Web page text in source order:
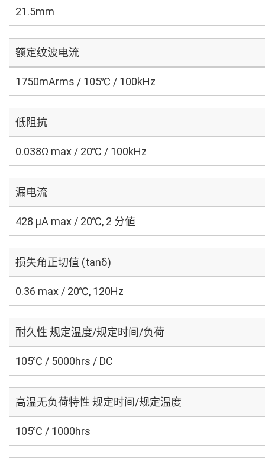
21.5mm
额定纹波电流
1750mArms / 105℃ / 100kHz
低阻抗
0.038Ω max / 20℃ / 100kHz
漏电流
428 μA max / 20℃, 2 分値
损失角正切值 (tanδ)
0.36 max / 20℃, 120Hz
耐久性 规定温度/规定时间/负荷
105℃ / 5000hrs / DC
高温无负荷特性 规定时间/规定温度
105℃ / 1000hrs